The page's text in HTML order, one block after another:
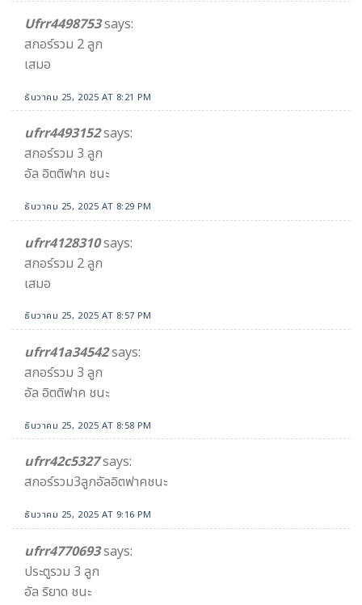
Ufrr4498753says:
สกอร์รวม 2 ลูก
เสมอ
ธันวาคม 25, 2025 AT 8:21 PM
ufrr4493152says:
สกอร์รวม 3 ลูก
อัล อิตติฟาค ชนะ
ธันวาคม 25, 2025 AT 8:29 PM
ufrr4128310says:
สกอร์รวม 2 ลูก
เสมอ
ธันวาคม 25, 2025 AT 8:57 PM
ufrr41a34542​says:
สกอร์รวม 3 ลูก
อัล อิตติฟาค ชนะ
ธันวาคม 25, 2025 AT 8:58 PM
ufrr42c5327says:
สกอร์รวม3ลูกอัลอิตฟาคชนะ
ธันวาคม 25, 2025 AT 9:16 PM
ufrr4770693says:
ประตูรวม 3 ลูก
อัล ริยาด ชนะ